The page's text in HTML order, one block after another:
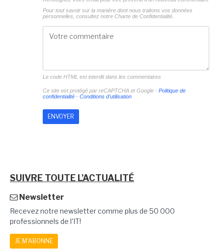
Pour tout savoir sur la manière dont nous traitons vos données
personnelles, consultez notre Charte de Confidentialité.
Le code HTML est interdit dans les commentaires
Ce site est protégé par reCAPTCHA et Google - Politique de
confidentialité- Conditions d'utilisation
SUIVRE TOUTE L'ACTUALITÉ
Newsletter
Recevez notre newsletter comme plus de 50 000
professionnels de l'IT!
JE M'ABONNE